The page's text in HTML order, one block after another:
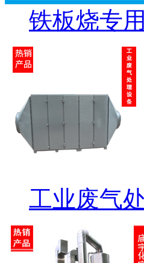
铁板烧专
工业废气